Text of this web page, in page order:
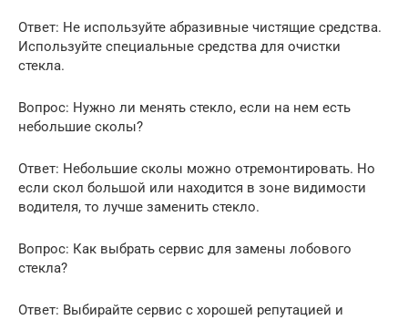
Ответ: Не используйте абразивные чистящие средства.
Используйте специальные средства для очистки
стекла.
Вопрос: Нужно ли менять стекло, если на нем есть
небольшие сколы?
Ответ: Небольшие сколы можно отремонтировать. Но
если скол большой или находится в зоне видимости
водителя, то лучше заменить стекло.
Вопрос: Как выбрать сервис для замены лобового
стекла?
Ответ: Выбирайте сервис с хорошей репутацией и